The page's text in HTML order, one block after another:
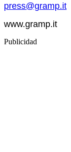
press@gramp.it
www.gramp.it
Publicidad